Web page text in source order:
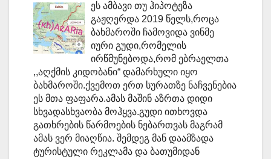
ეს ამბავი თუ ჰიპოტეზა
გაჟღერდა 2019 წელს,როცა
ბახმაროში ჩამოვიდა ვინმე
იური გუდი,რომელის
ირწმუნებოდა,რომ ებრაელთა
,,აღქმის კიდობანი“ დამარხული იყო
ბახმაროში.ქვემოთ ერთ სურათზე ნაჩვენებია
ეს მთა ფაფარა.ამას მაშინ აზრთა დიდი
სხვადასხვაობა მოჰყვა.გუდი ითხოვდა
გათხრების წარმოების ნებართვას მაგრამ
ამას ვერ მიაღწია. შემდეგ მან დაამზადა
ტურისტული რეკლამა და ბათუმიდან